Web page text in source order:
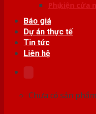
Phụ kiện cửa
Báo giá
Dự án thực tế
Tin tức
Liên hệ
Chưa có sản